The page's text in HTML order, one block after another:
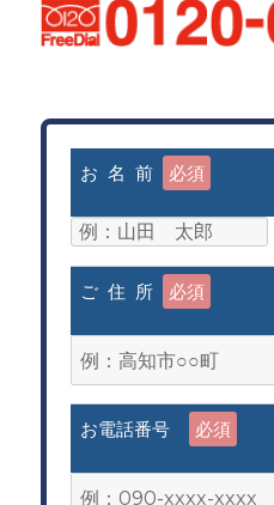
お 名 前 必須
ご 住 所 必須
お電話番号 必須